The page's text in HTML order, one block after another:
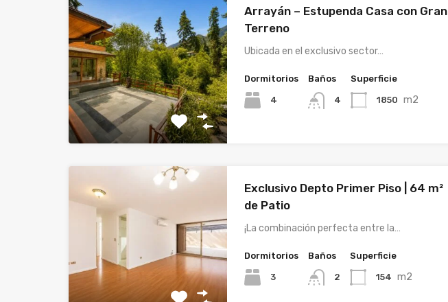
Arrayán – Estupenda Casa con Gran
Terreno
Ubicada en el exclusivo sector…
Dormitorios
4
Baños
4
Superficie
1850 m2
Exclusivo Depto Primer Piso | 64 m²
de Patio
¡La combinación perfecta entre la…
Dormitorios
3
Baños
2
Superficie
154 m2